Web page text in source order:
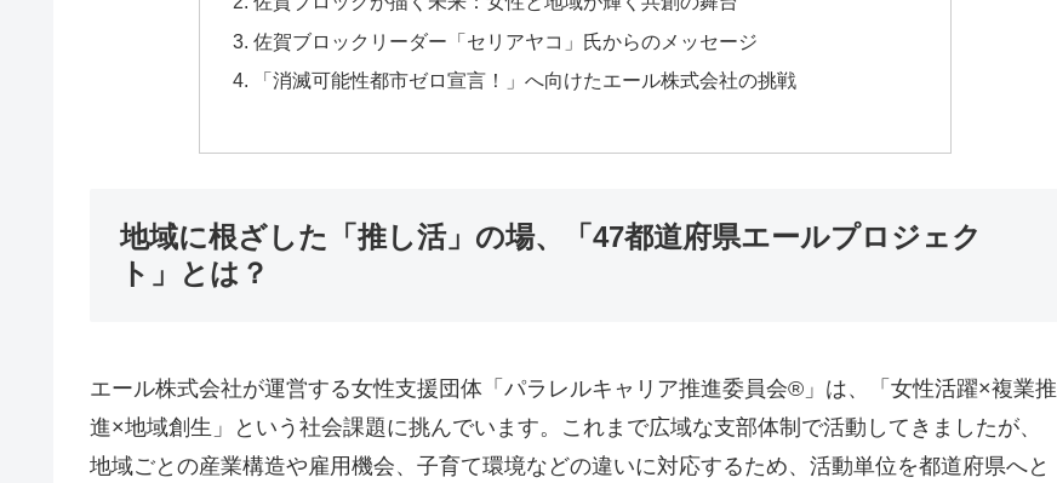
佐賀ブロックリーダー「セリアヤコ」氏からのメッセージ
「消滅可能性都市ゼロ宣言！」へ向けたエール株式会社の挑戦
地域に根ざした「推し活」の場、「47都道府県エールプロジェク
ト」とは？
エール株式会社が運営する女性支援団体「パラレルキャリア推進委員会®」は、「女性活躍×複業推
進×地域創生」という社会課題に挑んでいます。これまで広域な支部体制で活動してきましたが、
地域ごとの産業構造や雇用機会、子育て環境などの違いに対応するため、活動単位を都道府県へと